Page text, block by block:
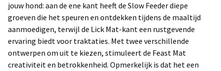
jouw hond: aan de ene kant heeft de Slow Feeder diepe
groeven die het speuren en ontdekken tijdens de maaltijd
aanmoedigen, terwijl de Lick Mat-kant een rustgevende
ervaring biedt voor traktaties. Met twee verschillende
ontwerpen om uit te kiezen, stimuleert de Feast Mat
creativiteit en betrokkenheid. Opmerkelijk is dat het een